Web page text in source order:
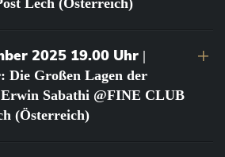
Lech (Österreich)
2025 19.00 Uhr |
Die Großen Lagen der
Sabathi @FINE CLUB
(Österreich)